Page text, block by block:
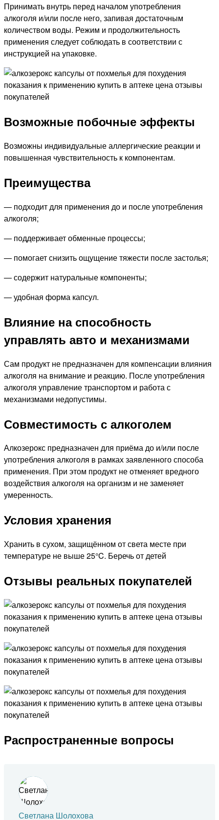
Принимать внутрь перед началом употребления
алкоголя и/или после него, запивая достаточным
количеством воды. Режим и продолжительность
применения следует соблюдать в соответствии с
инструкцией на упаковке.
Возможные побочные эффекты
Возможны индивидуальные аллергические реакции и
повышенная чувствительность к компонентам.
Преимущества
— подходит для применения до и после употребления
алкоголя;
— поддерживает обменные процессы;
— помогает снизить ощущение тяжести после застолья;
— содержит натуральные компоненты;
— удобная форма капсул.
Влияние на способность
управлять авто и механизмами
Сам продукт не предназначен для компенсации влияния
алкоголя на внимание и реакцию. После употребления
алкоголя управление транспортом и работа с
механизмами недопустимы.
Совместимость с алкоголем
Алкозерокс предназначен для приёма до и/или после
употребления алкоголя в рамках заявленного способа
применения. При этом продукт не отменяет вредного
воздействия алкоголя на организм и не заменяет
умеренность.
Условия хранения
Хранить в сухом, защищённом от света месте при
температуре не выше 25°C. Беречь от детей
Отзывы реальных покупателей
Распространенные вопросы
Светлана Шолохова